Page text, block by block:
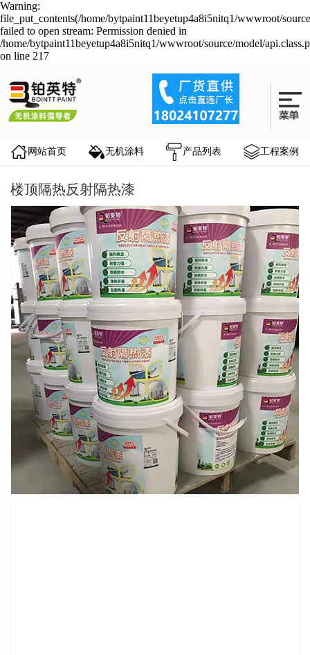
Warning:
file_put_contents(/home/bytpaint11beyetup4a8i5nitq1/wwwroot/
failed to open stream: Permission denied in
/home/bytpaint11beyetup4a8i5nitq1/wwwroot/source/model/
on line 217
网站首页 无机涂料 产品列表 工程案例
楼顶隔热反射隔热漆